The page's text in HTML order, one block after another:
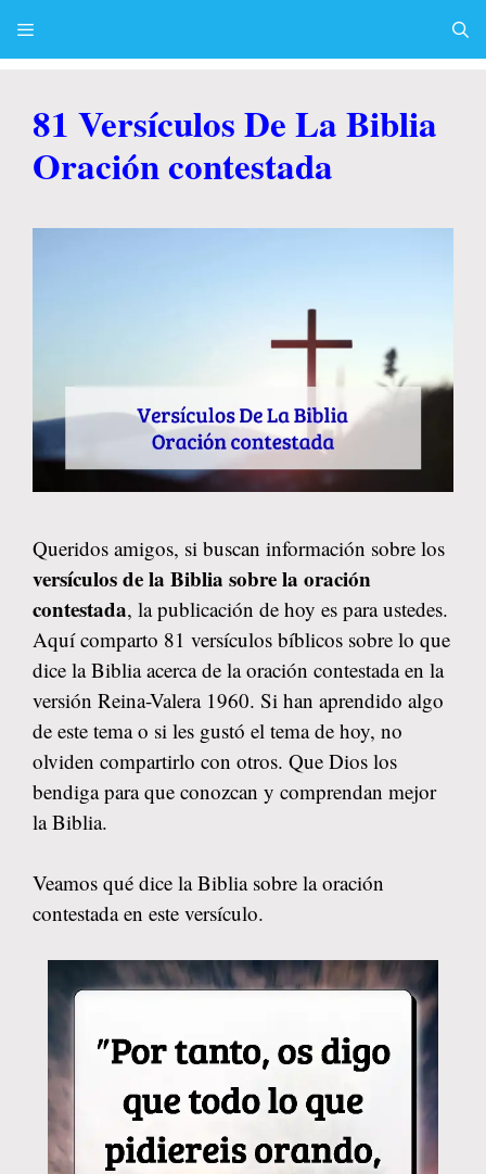
81 Versículos De La Biblia
Oración contestada
Queridos amigos, si buscan información sobre los
versículos de la Biblia sobre la oración
contestada, la publicación de hoy es para ustedes.
Aquí comparto 81 versículos bíblicos sobre lo que
dice la Biblia acerca de la oración contestada en la
versión Reina-Valera 1960. Si han aprendido algo
de este tema o si les gustó el tema de hoy, no
olviden compartirlo con otros. Que Dios los
bendiga para que conozcan y comprendan mejor
la Biblia.
Veamos qué dice la Biblia sobre la oración
contestada en este versículo.